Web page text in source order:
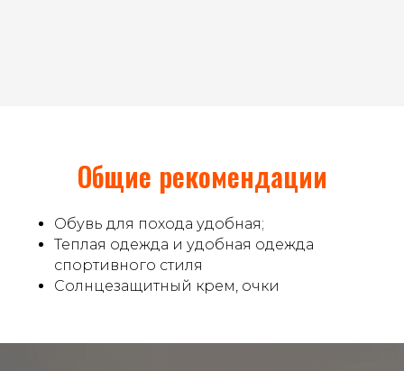
Общие рекомендации
Обувь для похода удобная;
Теплая одежда и удобная одежда
спортивного стиля
Солнцезащитный крем, очки